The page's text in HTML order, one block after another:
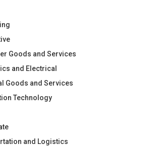
Goods and Services
and Electrical
Goods and Services
Technology
and Logistics